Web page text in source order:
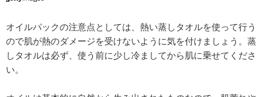
オイルパックの注意点としては、熱い蒸しタオルを使って行う
ので肌が熱のダメージを受けないように気を付けましょう。蒸
しタオルは必ず、使う前に少し冷ましてから肌に乗せてくださ
い。